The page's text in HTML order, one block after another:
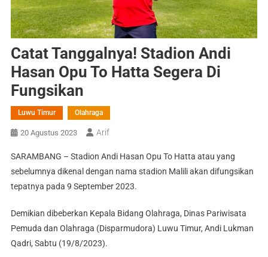
Catat Tanggalnya! Stadion Andi
Hasan Opu To Hatta Segera Di
Fungsikan
Luwu Timur Olahraga
20 Agustus 2023 Arif
SARAMBANG – Stadion Andi Hasan Opu To Hatta atau yang
sebelumnya dikenal dengan nama stadion Malili akan difungsikan
tepatnya pada 9 September 2023.
Demikian dibeberkan Kepala Bidang Olahraga, Dinas Pariwisata
Pemuda dan Olahraga (Disparmudora) Luwu Timur, Andi Lukman
Qadri, Sabtu (19/8/2023).